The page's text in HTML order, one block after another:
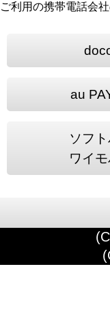
ご利用の携帯電話会
au
ソフ
ワイ